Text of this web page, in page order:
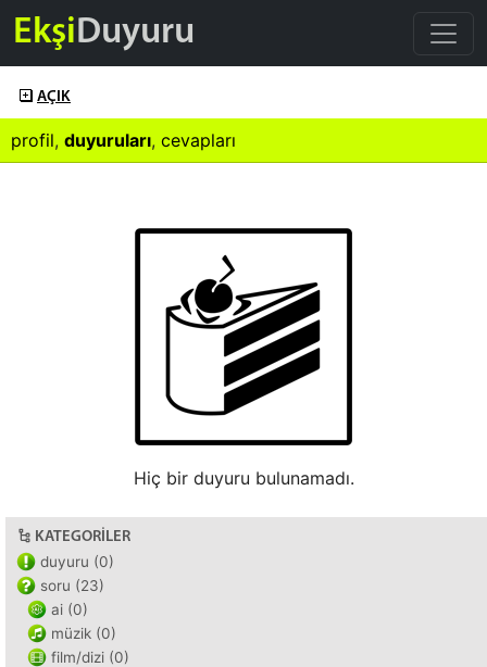
EkşiDuyuru
AÇIK
profil, duyuruları, cevapları
Hiç bir duyuru bulunamadı.
KATEGORILER
duyuru (0)
soru (23)
ai (0)
müzik (0)
film/dizi (0)